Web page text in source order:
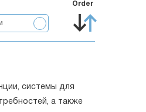
Order
системы для
а также